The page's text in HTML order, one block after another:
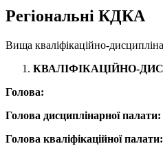
Регіональні КДКА
Вища кваліфікаційно-
КВАЛІФІКАЦІЙНО-
Голова:
Голова дисциплінарної палати:
Голова кваліфікаційної палати: